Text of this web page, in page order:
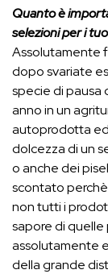
Quanto è
selezioni per i
Assolutamente
dopo svariate
specie di pausa
anno in un
autoprodotta ed
dolcezza di un
o anche dei
scontato
non tutti i
sapore di quelle
assolutamente
della grande